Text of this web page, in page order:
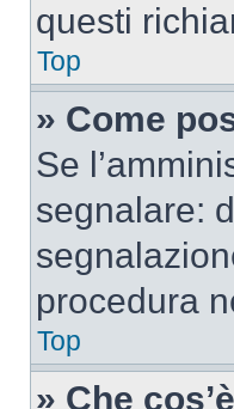
questi
Top
» Come
Se
segnalare:
procedura
Top
» Che